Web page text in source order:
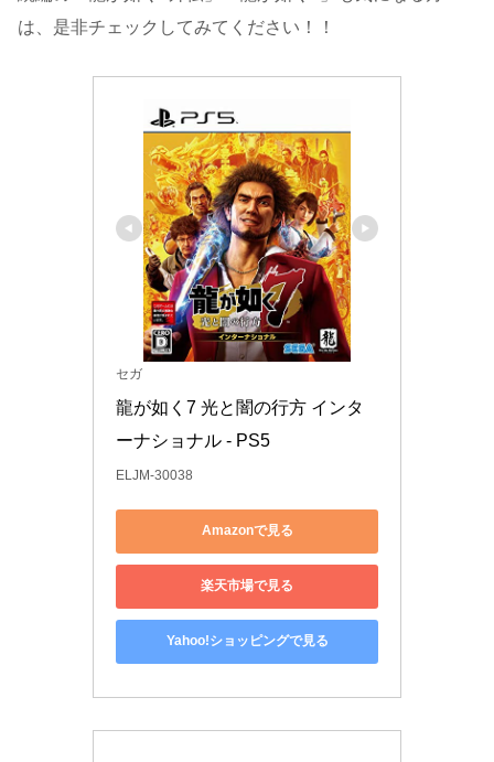
は、是非チェックしてみてください！！
セガ
龍が如く7 光と闇の行方 インタ
ーナショナル - PS5
ELJM-30038
Amazonで見る
楽天市場で見る
Yahoo!ショッピングで見る